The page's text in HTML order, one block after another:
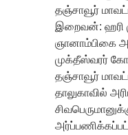
தஞ்சாவூர்
இறைவன்: ஹரி
ஞானாம்பிகை
முக்தீஸ்வரர்
தஞ்சாவூர்
தாலுகாவில்